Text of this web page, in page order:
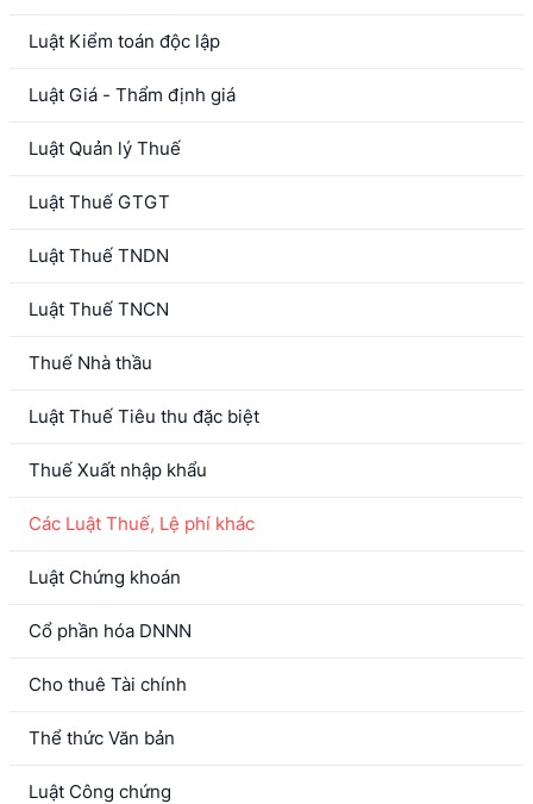
Luật Kiểm toán độc lập
Luật Giá - Thẩm định giá
Luật Quản lý Thuế
Luật Thuế GTGT
Luật Thuế TNDN
Luật Thuế TNCN
Thuế Nhà thầu
Luật Thuế Tiêu thu đặc biệt
Thuế Xuất nhập khẩu
Các Luật Thuế, Lệ phí khác
Luật Chứng khoán
Cổ phần hóa DNNN
Cho thuê Tài chính
Thể thức Văn bản
Luật Công chứng